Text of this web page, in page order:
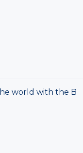
world with the B